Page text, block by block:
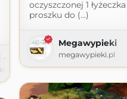
oczyszczonej 1 łyżeczka
proszku do (...)
Megawypieki
megawypieki.pl
- piecz i gotuj z sercem